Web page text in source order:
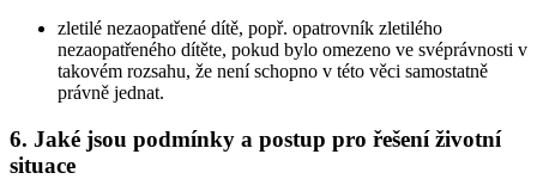
zletilé nezaopatřené dítě, popř. opatrovník zletilého
nezaopatřeného dítěte, pokud bylo omezeno ve svéprávnosti v
takovém rozsahu, že není schopno v této věci samostatně
právně jednat.
6. Jaké jsou podmínky a postup pro řešení životní
situace